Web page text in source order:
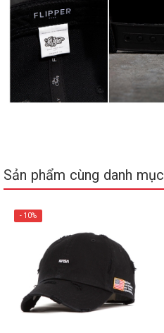
Sản phẩm cùng danh mục
- 10%